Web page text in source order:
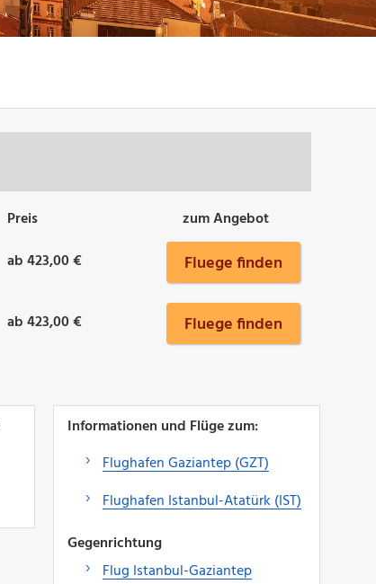
Preis
zum Angebot
ab 423,00 € Fluege finden
ab 423,00 € Fluege finden
Informationen und Flüge zum:
Flughafen Gaziantep (GZT)
Flughafen Istanbul-Atatürk (IST)
Gegenrichtung
Flug Istanbul-Gaziantep